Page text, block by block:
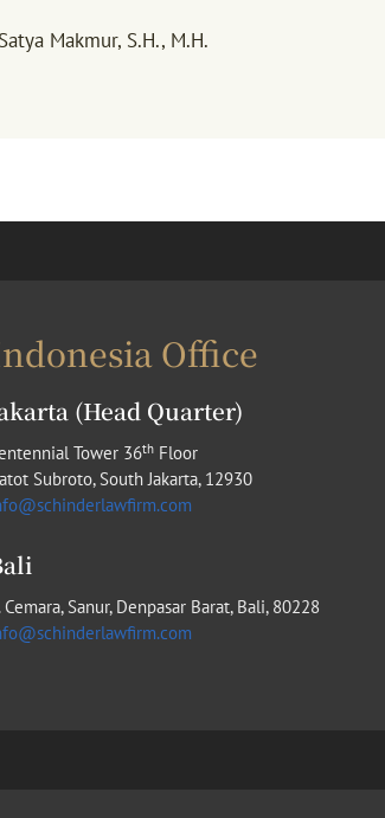
Makmur, S.H., M.H.
Office
(Head Quarter)
Tower 36th Floor
Subroto, South Jakarta, 12930
Cemara, Sanur, Denpasar Barat, Bali, 80228